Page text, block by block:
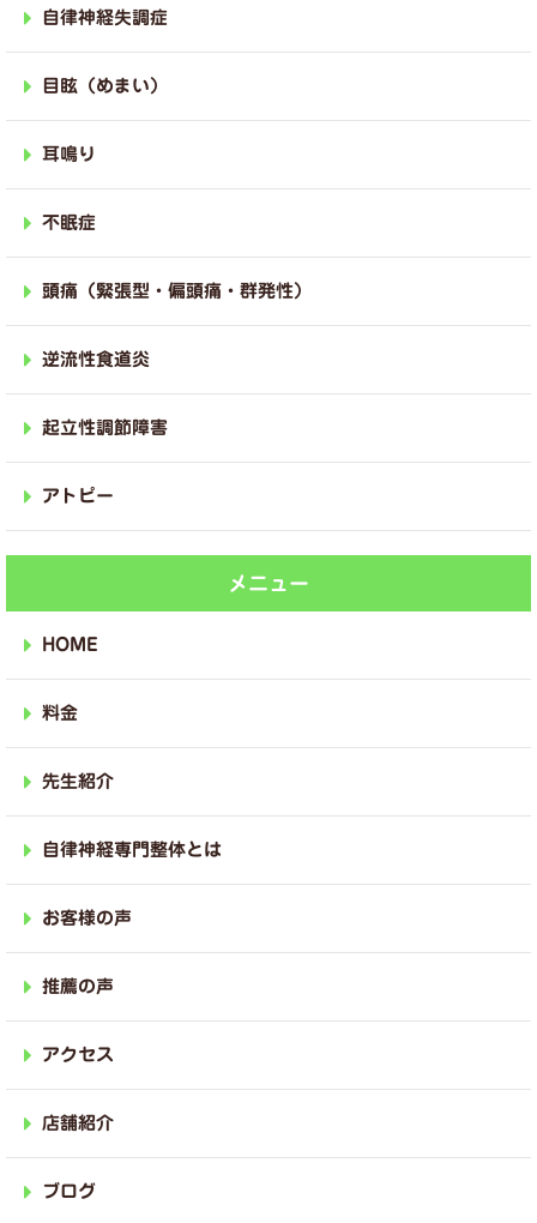
自律神経失調症
目眩（めまい）
耳鳴り
不眠症
頭痛（緊張型・偏頭痛・群発性）
逆流性食道炎
起立性調節障害
アトピー
メニュー
HOME
料金
先生紹介
自律神経専門整体とは
お客様の声
推薦の声
アクセス
店舗紹介
ブログ